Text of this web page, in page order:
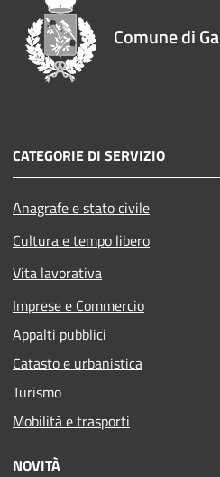
Comune di
CATEGORIE DI SERVIZIO
Anagrafe e stato civile
Cultura e tempo libero
Vita lavorativa
Imprese e Commercio
Appalti pubblici
Catasto e urbanistica
Turismo
Mobilità e trasporti
NOVITÀ